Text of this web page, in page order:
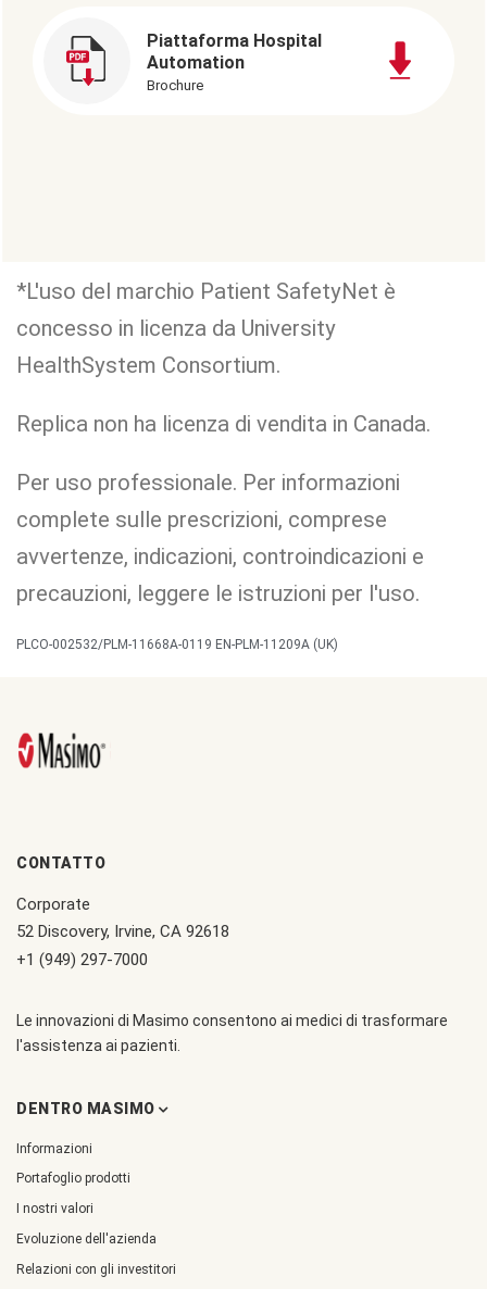
Piattaforma Hospital
Automation
Brochure
*L'uso del marchio Patient SafetyNet è
concesso in licenza da University
HealthSystem Consortium.
Replica non ha licenza di vendita in Canada.
Per uso professionale. Per informazioni
complete sulle prescrizioni, comprese
avvertenze, indicazioni, controindicazioni e
precauzioni, leggere le istruzioni per l'uso.
PLCO-002532/PLM-11668A-0119 EN-PLM-11209A (UK)
CONTATTO
Corporate
52 Discovery, Irvine, CA 92618
+1 (949) 297-7000
Le innovazioni di Masimo consentono ai medici di trasformare
l'assistenza ai pazienti.
DENTRO MASIMO
Informazioni
Portafoglio prodotti
I nostri valori
Evoluzione dell'azienda
Relazioni con gli investitori